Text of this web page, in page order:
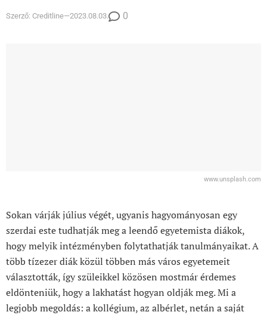
Szerző: Creditline—2023.08.03. 0
www.unsplash.com
Sokan várják július végét, ugyanis hagyományosan egy
szerdai este tudhatják meg a leendő egyetemista diákok,
hogy melyik intézményben folytathatják tanulmányaikat. A
több tízezer diák közül többen más város egyetemeit
választották, így szüleikkel közösen mostmár érdemes
eldönteniük, hogy a lakhatást hogyan oldják meg. Mi a
legjobb megoldás: a kollégium, az albérlet, netán a saját